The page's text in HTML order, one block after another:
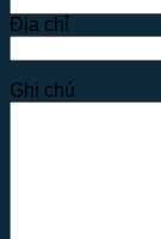
Địa chỉ
Ghi chú